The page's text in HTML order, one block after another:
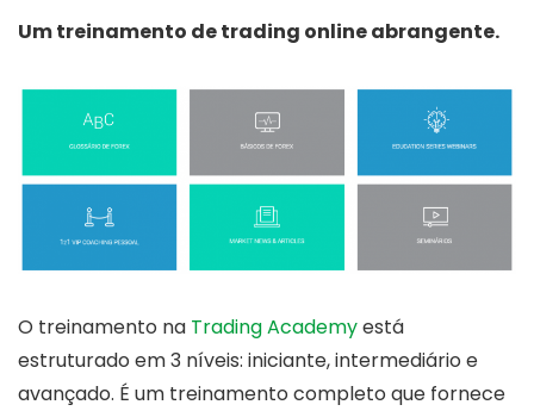
Um treinamento de trading online abrangente.
O treinamento na Trading Academyestá
estruturado em 3 níveis: iniciante, intermediário e
avançado. É um treinamento completo que fornece